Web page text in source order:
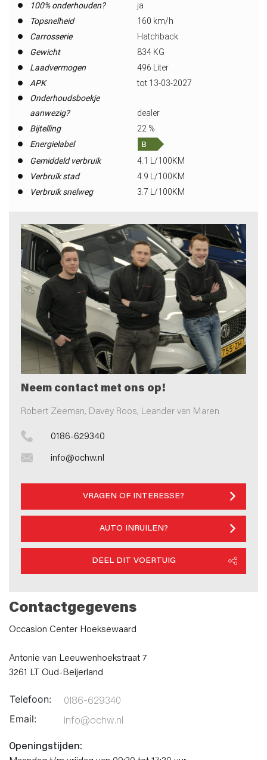
100% onderhouden?
ja
Topsnelheid
160 km/h
Carrosserie
Hatchback
Gewicht
834 KG
Laadvermogen
496 Liter
APK
tot 13-03-2027
Onderhoudsboekje
aanwezig?
dealer
Bijtelling
22 %
Energielabel
Gemiddeld verbruik
4.1 L/100KM
Verbruik stad
4.9 L/100KM
Verbruik snelweg
3.7 L/100KM
Neem contact met ons op!
Robert Zeeman, Davey Roos, Leander van Maren
0186-629340
info@ochw.nl
VRAGEN OF INTERESSE?
AUTO INRUILEN?
DEEL DIT VOERTUIG
Contactgegevens
Occasion Center Hoeksewaard
Antonie van Leeuwenhoekstraat 7
3261 LT Oud-Beijerland
Telefoon: 0186-629340
Email: info@ochw.nl
Openingstijden: